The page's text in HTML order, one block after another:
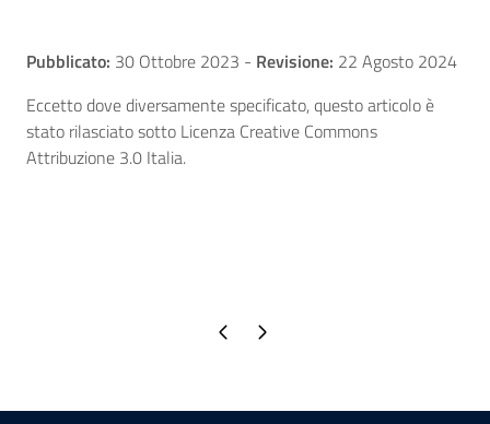
Pubblicato: 30 Ottobre 2023 - Revisione: 22 Agosto 2024
Eccetto dove diversamente specificato, questo articolo è
stato rilasciato sotto Licenza Creative Commons
Attribuzione 3.0 Italia.
Pagina precedente
Pagina successiva